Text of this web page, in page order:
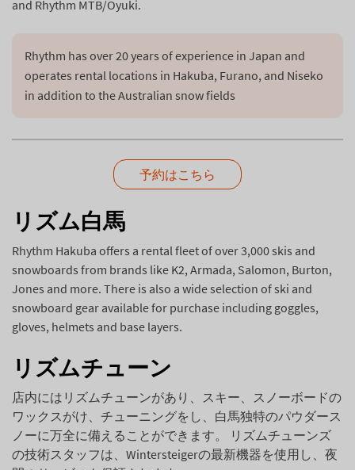
and Rhythm MTB/Oyuki.
Rhythm has over 20 years of experience in Japan and
operates rental locations in Hakuba, Furano, and Niseko
in addition to the Australian snow fields
予約はこちら
リズム白馬
Rhythm Hakuba offers a rental fleet of over 3,000 skis and
snowboards from brands like K2, Armada, Salomon, Burton,
Jones and more. There is also a wide selection of ski and
snowboard gear available for purchase including goggles,
gloves, helmets and base layers.
リズムチューン
店内にはリズムチューンがあり、スキー、スノーボードの
ワックスがけ、チューニングをし、白馬独特のパウダース
ノーに万全に備えることができます。 リズムチューンズ
の技術スタッフは、Wintersteigerの最新機器を使用し、夜